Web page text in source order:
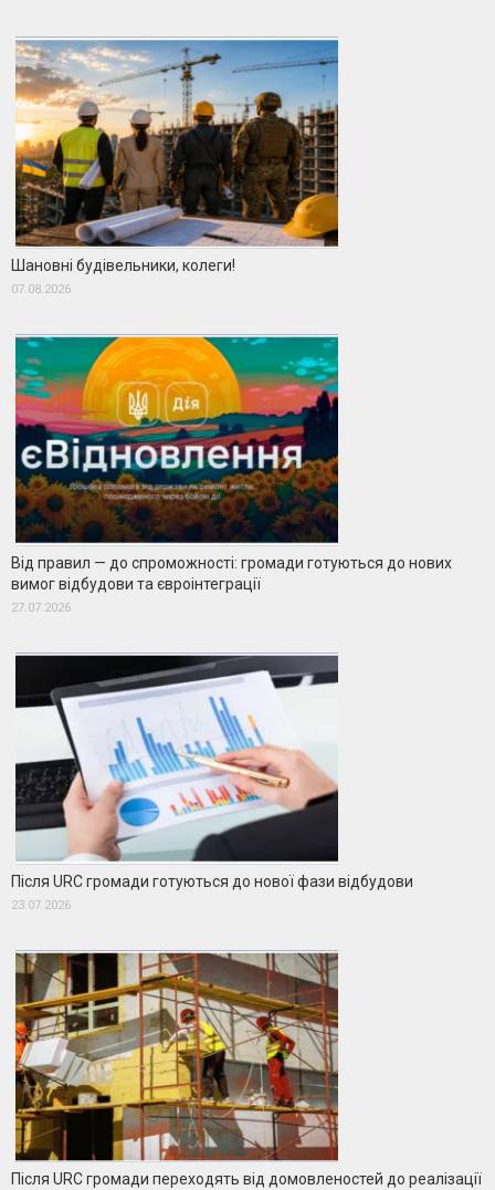
Шановні будівельники, колеги!
07.08.2026
Від правил — до спроможності: громади готуються до нових
вимог відбудови та євроінтеграції
27.07.2026
Після URC громади готуються до нової фази відбудови
23.07.2026
Після URC громади переходять від домовленостей до реалізації